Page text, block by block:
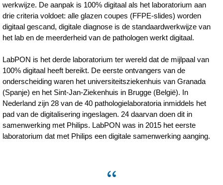
werkwijze. De aanpak is 100% digitaal als het laboratorium aan
drie criteria voldoet: alle glazen coupes (FFPE-slides) worden
digitaal gescand, digitale diagnose is de standaardwerkwijze van
het lab en de meerderheid van de pathologen werkt digitaal.
LabPON is het derde laboratorium ter wereld dat de mijlpaal van
100% digitaal heeft bereikt. De eerste ontvangers van de
onderscheiding waren het universiteitsziekenhuis van Granada
(Spanje) en het Sint-Jan-Ziekenhuis in Brugge (België). In
Nederland zijn 28 van de 40 pathologielaboratoria inmiddels het
pad van de digitalisering ingeslagen. 24 daarvan doen dit in
samenwerking met Philips. LabPON was in 2015 het eerste
laboratorium dat met Philips een digitale samenwerking aanging.